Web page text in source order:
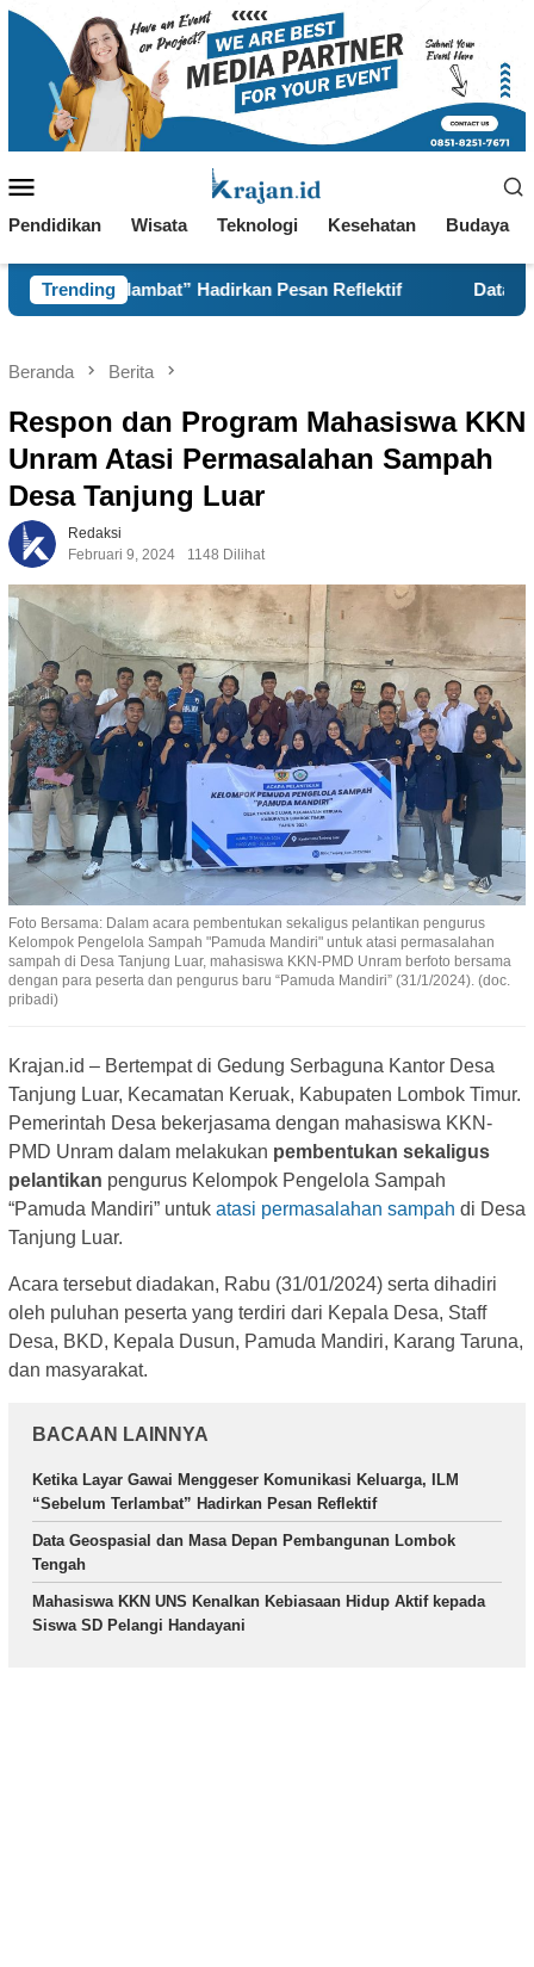
Loncat
Mobile
Pendidikan Wisata Teknologi Kesehatan Budaya
Trending
Hadirkan Pesan Reflektif Data Geospasial dan
Beranda Berita
Respon dan Program Mahasiswa KKN
Unram Atasi Permasalahan Sampah
Desa Tanjung Luar
Redaksi
Februari 9, 2024
1148 Dilihat
Foto Bersama: Dalam acara pembentukan sekaligus pelantikan pengurus
Kelompok Pengelola Sampah "Pamuda Mandiri" untuk atasi permasalahan
sampah di Desa Tanjung Luar, mahasiswa KKN-PMD Unram berfoto bersama
dengan para peserta dan pengurus baru “Pamuda Mandiri” (31/1/2024). (doc.
pribadi)
Krajan.id – Bertempat di Gedung Serbaguna Kantor Desa
Tanjung Luar, Kecamatan Keruak, Kabupaten Lombok Timur.
Pemerintah Desa bekerjasama dengan mahasiswa KKN-
PMD Unram dalam melakukan pembentukan sekaligus
pelantikan pengurus Kelompok Pengelola Sampah
“Pamuda Mandiri” untuk atasi permasalahan sampah di Desa
Tanjung Luar.
Acara tersebut diadakan, Rabu (31/01/2024) serta dihadiri
oleh puluhan peserta yang terdiri dari Kepala Desa, Staff
Desa, BKD, Kepala Dusun, Pamuda Mandiri, Karang Taruna,
dan masyarakat.
BACAAN LAINNYA
Ketika Layar Gawai Menggeser Komunikasi Keluarga, ILM
“Sebelum Terlambat” Hadirkan Pesan Reflektif
Data Geospasial dan Masa Depan Pembangunan Lombok
Tengah
Mahasiswa KKN UNS Kenalkan Kebiasaan Hidup Aktif kepada
Siswa SD Pelangi Handayani